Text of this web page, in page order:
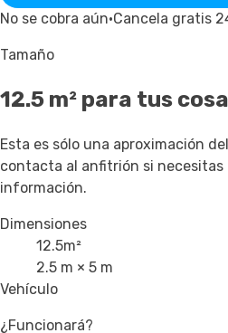
No se cobra aún·Cancela gratis
Tamaño
12.5 m² para tus
Esta es sólo una aproximación
contacta al anfitrión si necesitas
información.
Dimensiones
12.5m²
2.5 m × 5 m
Vehículo
¿Funcionará?